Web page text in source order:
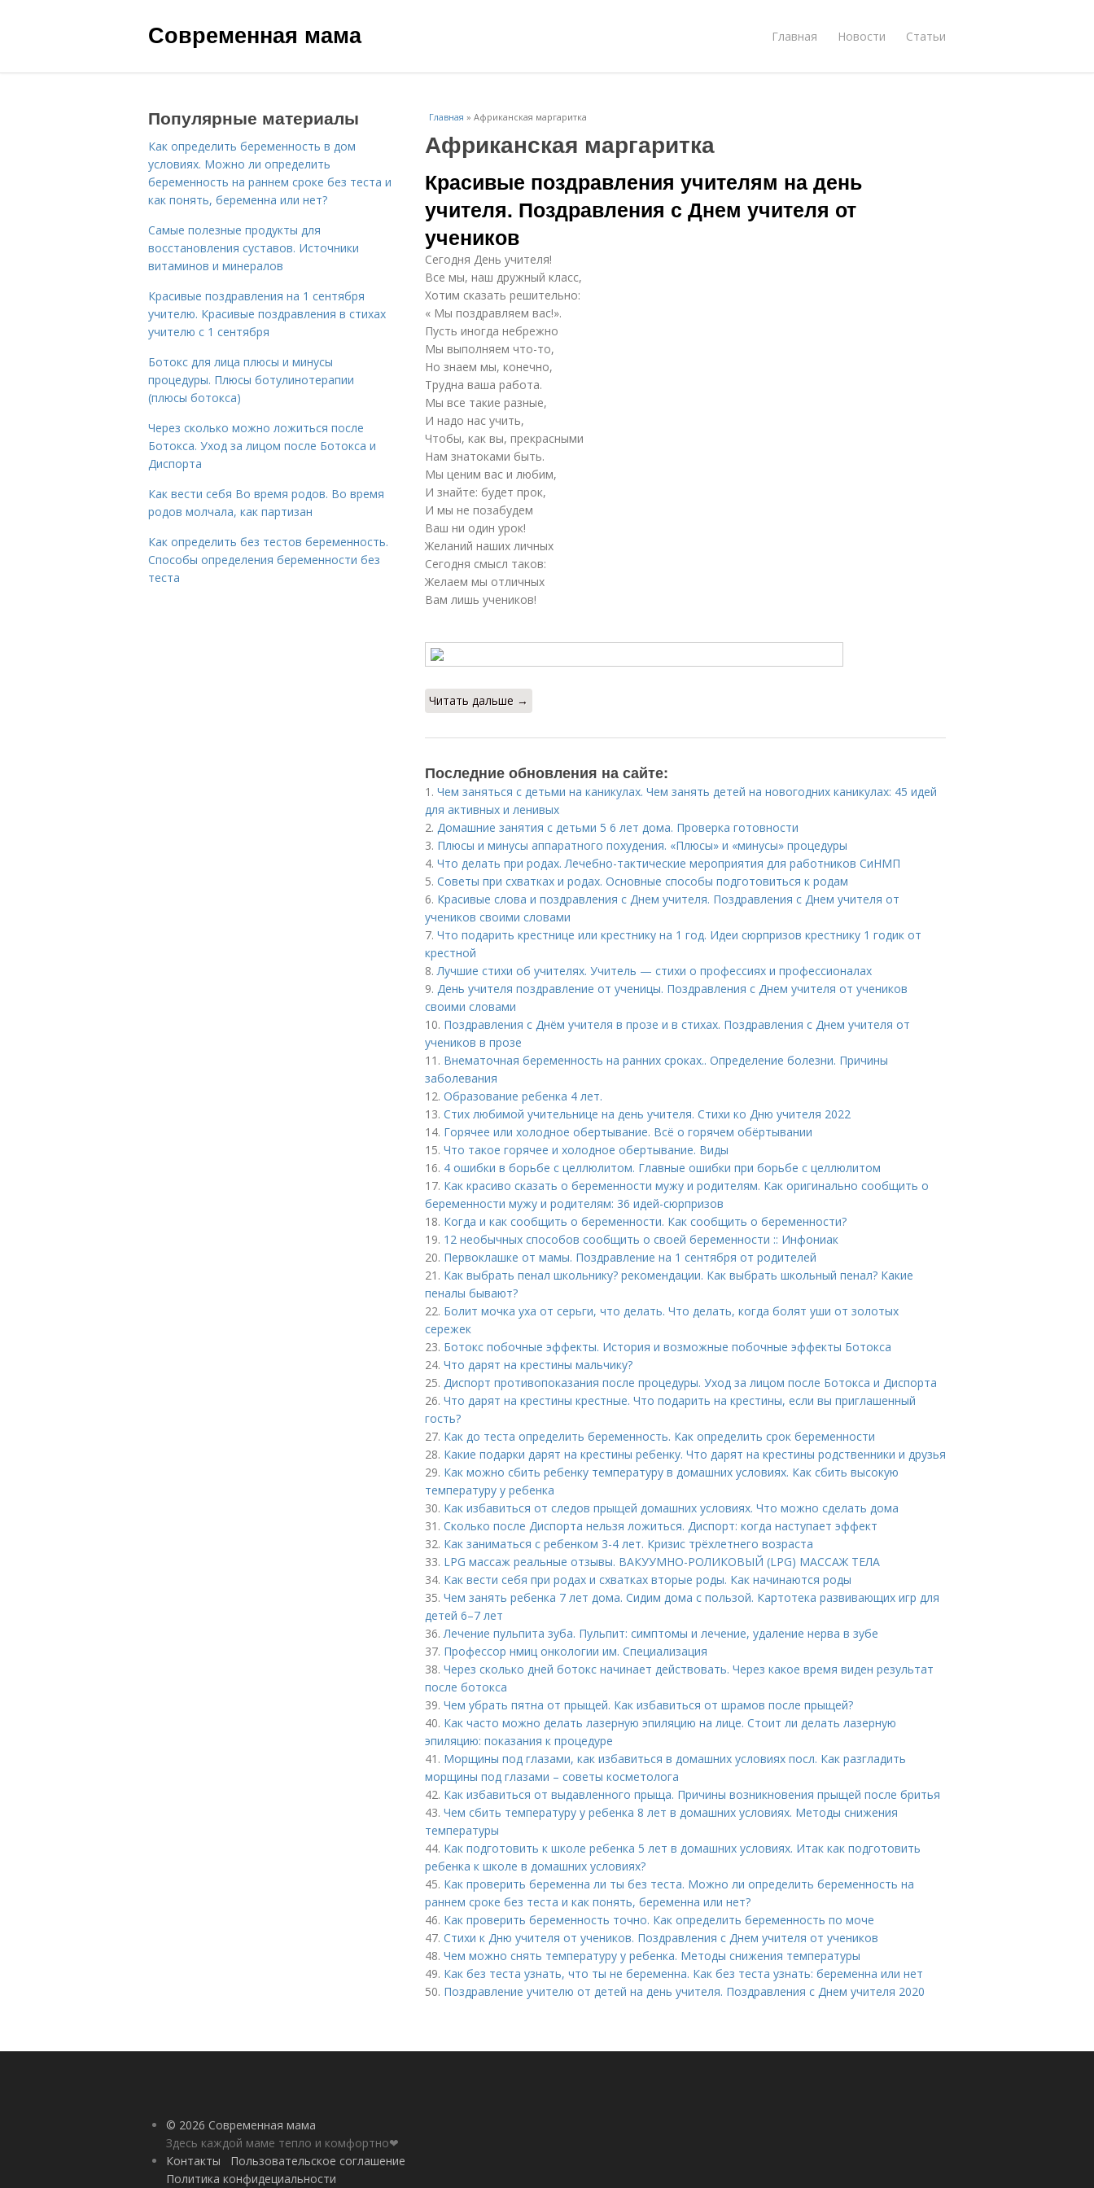
Современная мама Главная Новости Статьи
Главная » Африканская маргаритка
Африканская маргаритка
Красивые поздравления учителям на день
учителя. Поздравления с Днем учителя от
учеников
Сегодня День учителя!
Все мы, наш дружный класс,
Хотим сказать решительно:
« Мы поздравляем вас!».
Пусть иногда небрежно
Мы выполняем что-то,
Но знаем мы, конечно,
Трудна ваша работа.
Мы все такие разные,
И надо нас учить,
Чтобы, как вы, прекрасными
Нам знатоками быть.
Мы ценим вас и любим,
И знайте: будет прок,
И мы не позабудем
Ваш ни один урок!
Желаний наших личных
Сегодня смысл таков:
Желаем мы отличных
Вам лишь учеников!
Читать дальше →
Последние обновления на сайте:
1. Чем заняться с детьми на каникулах. Чем занять детей на новогодних каникулах: 45 идей
для активных и ленивых
2. Домашние занятия с детьми 5 6 лет дома. Проверка готовности
3. Плюсы и минусы аппаратного похудения. «Плюсы» и «минусы» процедуры
4. Что делать при родах. Лечебно-тактические мероприятия для работников СиНМП
5. Советы при схватках и родах. Основные способы подготовиться к родам
6. Красивые слова и поздравления с Днем учителя. Поздравления с Днем учителя от
учеников своими словами
7. Что подарить крестнице или крестнику на 1 год. Идеи сюрпризов крестнику 1 годик от
крестной
8.Лучшие стихи об учителях. Учитель — стихи о профессиях и профессионалах
9. День учителя поздравление от ученицы. Поздравления с Днем учителя от учеников
своими словами
10. Поздравления с Днём учителя в прозе и в стихах. Поздравления с Днем учителя от
учеников в прозе
11. Внематочная беременность на ранних сроках.. Определение болезни. Причины
заболевания
12. Образование ребенка 4 лет.
13. Стих любимой учительнице на день учителя. Стихи ко Дню учителя 2022
14. Горячее или холодное обертывание. Всё о горячем обёртывании
15. Что такое горячее и холодное обертывание. Виды
16. 4 ошибки в борьбе с целлюлитом. Главные ошибки при борьбе с целлюлитом
17. Как красиво сказать о беременности мужу и родителям. Как оригинально сообщить о
беременности мужу и родителям: 36 идей-сюрпризов
18. Когда и как сообщить о беременности. Как сообщить о беременности?
19. 12 необычных способов сообщить о своей беременности :: Инфониак
20. Первоклашке от мамы. Поздравление на 1 сентября от родителей
21. Как выбрать пенал школьнику? рекомендации. Как выбрать школьный пенал? Какие
пеналы бывают?
22. Болит мочка уха от серьги, что делать. Что делать, когда болят уши от золотых
сережек
23. Ботокс побочные эффекты. История и возможные побочные эффекты Ботокса
24. Что дарят на крестины мальчику?
25. Диспорт противопоказания после процедуры. Уход за лицом после Ботокса и Диспорта
26. Что дарят на крестины крестные. Что подарить на крестины, если вы приглашенный
гость?
27. Как до теста определить беременность. Как определить срок беременности
28. Какие подарки дарят на крестины ребенку. Что дарят на крестины родственники и друзья
29. Как можно сбить ребенку температуру в домашних условиях. Как сбить высокую
температуру у ребенка
30. Как избавиться от следов прыщей домашних условиях. Что можно сделать дома
31. Сколько после Диспорта нельзя ложиться. Диспорт: когда наступает эффект
32. Как заниматься с ребенком 3-4 лет. Кризис трёхлетнего возраста
33. LPG массаж реальные отзывы. ВАКУУМНО-РОЛИКОВЫЙ (LPG) МАССАЖ ТЕЛА
34. Как вести себя при родах и схватках вторые роды. Как начинаются роды
35. Чем занять ребенка 7 лет дома. Сидим дома с пользой. Картотека развивающих игр для
детей 6–7 лет
36.Лечение пульпита зуба. Пульпит: симптомы и лечение, удаление нерва в зубе
37. Профессор нмиц онкологии им. Специализация
38. Через сколько дней ботокс начинает действовать. Через какое время виден результат
после ботокса
39. Чем убрать пятна от прыщей. Как избавиться от шрамов после прыщей?
40. Как часто можно делать лазерную эпиляцию на лице. Стоит ли делать лазерную
эпиляцию: показания к процедуре
41. Морщины под глазами, как избавиться в домашних условиях посл. Как разгладить
морщины под глазами – советы косметолога
42. Как избавиться от выдавленного прыща. Причины возникновения прыщей после бритья
43. Чем сбить температуру у ребенка 8 лет в домашних условиях. Методы снижения
температуры
44. Как подготовить к школе ребенка 5 лет в домашних условиях. Итак как подготовить
ребенка к школе в домашних условиях?
45. Как проверить беременна ли ты без теста. Можно ли определить беременность на
раннем сроке без теста и как понять, беременна или нет?
46. Как проверить беременность точно. Как определить беременность по моче
47. Стихи к Дню учителя от учеников. Поздравления с Днем учителя от учеников
48. Чем можно снять температуру у ребенка. Методы снижения температуры
49. Как без теста узнать, что ты не беременна. Как без теста узнать: беременна или нет
50. Поздравление учителю от детей на день учителя. Поздравления с Днем учителя 2020
Популярные материалы
Как определить беременность в дом
условиях. Можно ли определить
беременность на раннем сроке без теста и
как понять, беременна или нет?
Самые полезные продукты для
восстановления суставов. Источники
витаминов и минералов
Красивые поздравления на 1 сентября
учителю. Красивые поздравления в стихах
учителю с 1 сентября
Ботокс для лица плюсы и минусы
процедуры. Плюсы ботулинотерапии
(плюсы ботокса)
Через сколько можно ложиться после
Ботокса. Уход за лицом после Ботокса и
Диспорта
Как вести себя Во время родов. Во время
родов молчала, как партизан
Как определить без тестов беременность.
Способы определения беременности без
теста
© 2026 Современная мама
Здесь каждой маме тепло и комфортно❤
Контакты
Пользовательское соглашение
Политика конфидециальности